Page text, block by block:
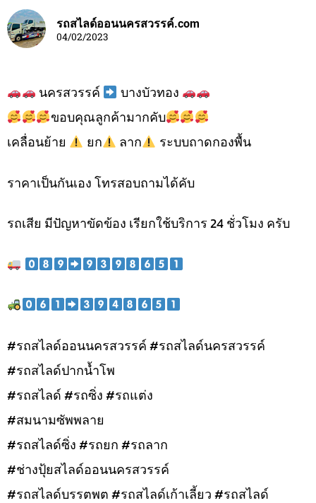
รถสไลด์ออนนครสวรรค์.com
04/02/2023
นครสวรรค์
บางบัวทอง
ขอบคุณลูกค้ามากคับ
เคลื่อนย้าย
ยก ลาก ระบบถาดกองพื้น
ราคาเป็นกันเอง โทรสอบถามได้คับ
รถเสีย มีปัญหาขัดข้อง เรียกใช้บริการ 24 ชั่วโมง ครับ
#รถสไลด์ออนนครสวรรค์ #รถสไลด์นครสวรรค์
#รถสไลด์ปากน้ำโพ
#รถสไลด์ #รถซิ่ง #รถแต่ง
#สมนามซัพพลาย
#รถสไลด์ซิ่ง #รถยก #รถลาก
#ช่างปุ้ยสไลด์ออนนครสวรรค์
#รถสไลด์บรรตพต #รถสไลด์เก้าเลี้ยว #รถสไลด์